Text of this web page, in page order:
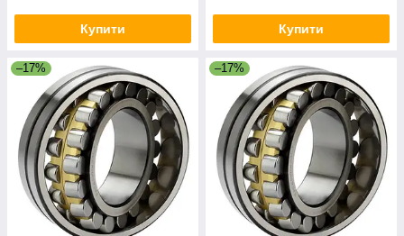
Купити Купити
–17% –17%